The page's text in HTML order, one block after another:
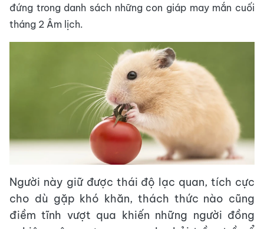
đứng trong danh sách những con giáp may mắn cuối
tháng 2 Âm lịch.
Người này giữ được thái độ lạc quan, tích cực
cho dù gặp khó khăn, thách thức nào cũng
điềm tĩnh vượt qua khiến những người đồng